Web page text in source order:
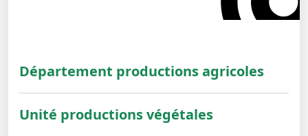
Département productions agricoles
Unité productions végétales